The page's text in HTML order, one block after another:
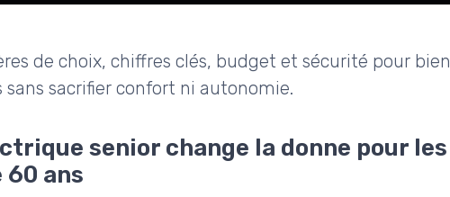
de choix, chiffres clés, budget et sécurité pour bien
sans sacrifier confort ni autonomie.
senior change la donne pour les
60 ans